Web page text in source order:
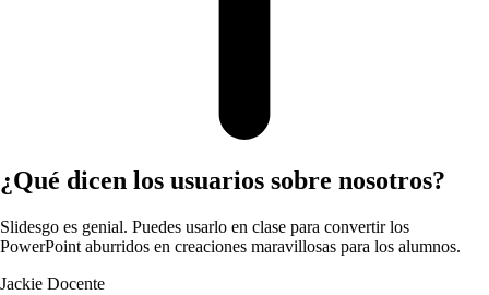
¿Qué dicen los usuarios sobre nosotros?
Slidesgo es genial. Puedes usarlo en clase para convertir los
PowerPoint aburridos en creaciones maravillosas para los alumnos.
Jackie Docente